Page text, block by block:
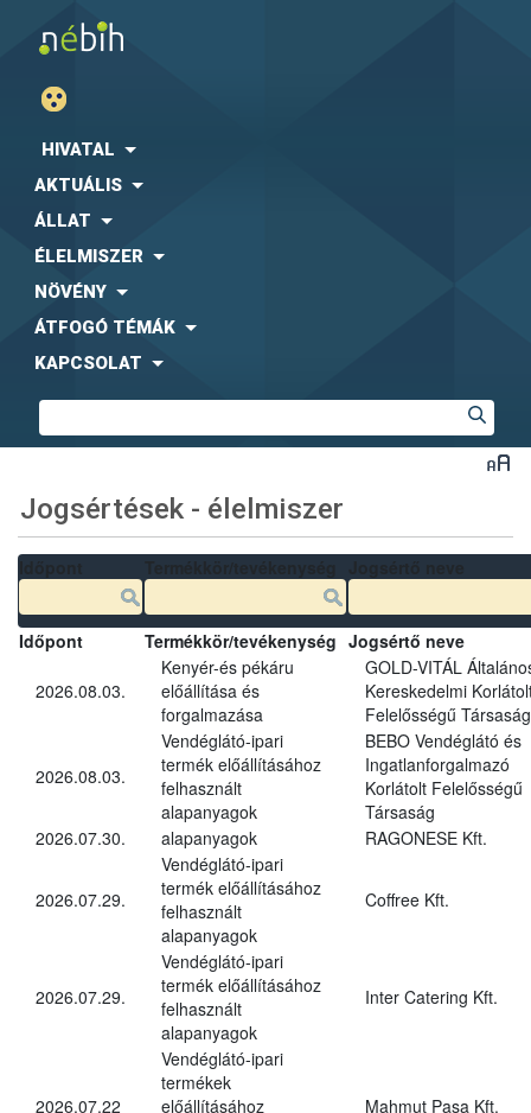
HIVATAL
AKTUÁLIS
ÁLLAT
ÉLELMISZER
NÖVÉNY
ÁTFOGÓ TÉMÁK
KAPCSOLAT
Jogsértések - élelmiszer
Időpont Termékkör/tevékenység Jogsértő neve
2026.08.03.
Kenyér-és pékáru
előállítása és
forgalmazása
GOLD-VITÁL
Kereskedelmi
Felelősségű Társaság
2026.08.03.
Vendéglátó-ipari
termék előállításához
felhasznált
alapanyagok
BEBO Vendéglátó és
Ingatlanforgalmazó
Korlátolt Felelősségű
Társaság
2026.07.30.
alapanyagok RAGONESE Kft.
2026.07.29.
Vendéglátó-ipari
termék előállításához
felhasznált
alapanyagok
Coffree Kft.
2026.07.29.
Vendéglátó-ipari
termék előállításához
felhasznált
alapanyagok
Inter Catering Kft.
2026.07.22
Vendéglátó-ipari
termékek
előállításához
Mahmut Pasa Kft.